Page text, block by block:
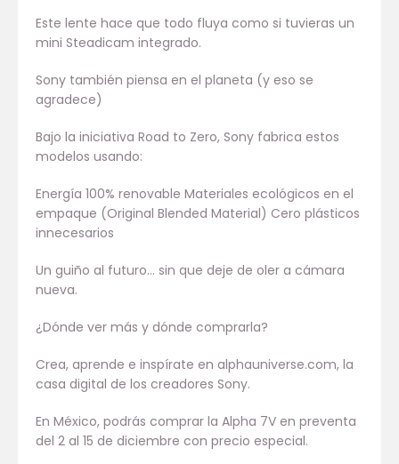
Este lente hace que todo fluya como si tuvieras un
mini Steadicam integrado.
Sony también piensa en el planeta (y eso se
agradece)
Bajo la iniciativa Road to Zero, Sony fabrica estos
modelos usando:
Energía 100% renovable Materiales ecológicos en el
empaque (Original Blended Material) Cero plásticos
innecesarios
Un guiño al futuro… sin que deje de oler a cámara
nueva.
¿Dónde ver más y dónde comprarla?
Crea, aprende e inspírate en alphauniverse.com, la
casa digital de los creadores Sony.
En México, podrás comprar la Alpha 7V en preventa
del 2 al 15 de diciembre con precio especial.